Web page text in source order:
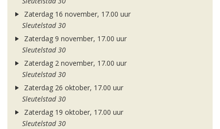
Zaterdag 16 november, 17.00 uur
Sleutelstad 30
Zaterdag 9 november, 17.00 uur
Sleutelstad 30
Zaterdag 2 november, 17.00 uur
Sleutelstad 30
Zaterdag 26 oktober, 17.00 uur
Sleutelstad 30
Zaterdag 19 oktober, 17.00 uur
Sleutelstad 30